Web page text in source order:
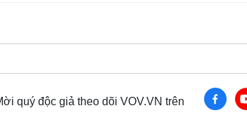
quý độc giả theo dõi VOV.VN trên